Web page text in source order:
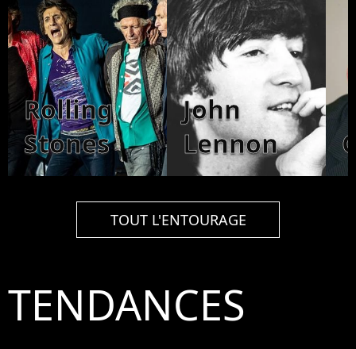
Rolling
Stones
John
Lennon
TOUT L'ENTOURAGE
TENDANCES